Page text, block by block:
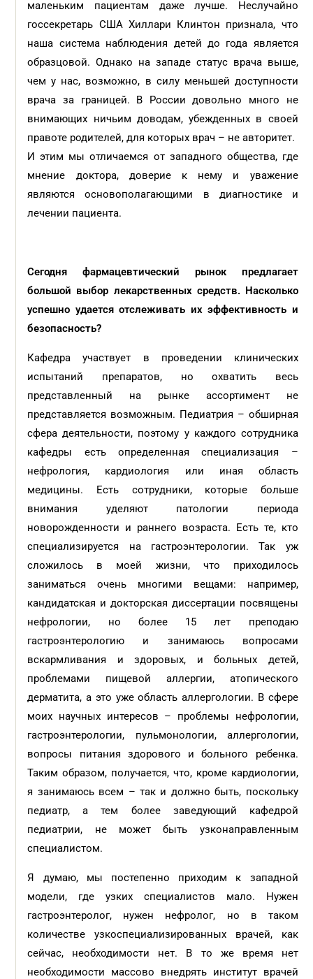
маленьким пациентам даже лучше. Неслучайно
госсекретарь США Хиллари Клинтон признала, что
наша система наблюдения детей до года является
образцовой. Однако на западе статус врача выше,
чем у нас, возможно, в силу меньшей доступности
врача за границей. В России довольно много не
внимающих ничьим доводам, убежденных в своей
правоте родителей, для которых врач – не авторитет.
И этим мы отличаемся от западного общества, где
мнение доктора, доверие к нему и уважение
являются основополагающими в диагностике и
лечении пациента.
Сегодня фармацевтический рынок предлагает
большой выбор лекарственных средств. Насколько
успешно удается отслеживать их эффективность и
безопасность?
Кафедра участвует в проведении клинических
испытаний препаратов, но охватить весь
представленный на рынке ассортимент не
представляется возможным. Педиатрия – обширная
сфера деятельности, поэтому у каждого сотрудника
кафедры есть определенная специализация –
нефрология, кардиология или иная область
медицины. Есть сотрудники, которые больше
внимания уделяют патологии периода
новорожденности и раннего возраста. Есть те, кто
специализируется на гастроэнтерологии. Так уж
сложилось в моей жизни, что приходилось
заниматься очень многими вещами: например,
кандидатская и докторская диссертации посвящены
нефрологии, но более 15 лет преподаю
гастроэнтерологию и занимаюсь вопросами
вскармливания и здоровых, и больных детей,
проблемами пищевой аллергии, атопического
дерматита, а это уже область аллергологии. В сфере
моих научных интересов – проблемы нефрологии,
гастроэнтерологии, пульмонологии, аллергологии,
вопросы питания здорового и больного ребенка.
Таким образом, получается, что, кроме кардиологии,
я занимаюсь всем – так и должно быть, поскольку
педиатр, а тем более заведующий кафедрой
педиатрии, не может быть узконаправленным
специалистом.
Я думаю, мы постепенно приходим к западной
модели, где узких специалистов мало. Нужен
гастроэнтеролог, нужен нефролог, но в таком
количестве узкоспециализированных врачей, как
сейчас, необходимости нет. В то же время нет
необходимости массово внедрять институт врачей